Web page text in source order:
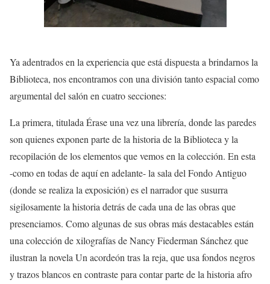
Ya adentrados en la experiencia que está dispuesta a brindarnos la
Biblioteca, nos encontramos con una división tanto espacial como
argumental del salón en cuatro secciones:
La primera, titulada Érase una vez una librería, donde las paredes
son quienes exponen parte de la historia de la Biblioteca y la
recopilación de los elementos que vemos en la colección. En esta
-como en todas de aquí en adelante- la sala del Fondo Antiguo
(donde se realiza la exposición) es el narrador que susurra
sigilosamente la historia detrás de cada una de las obras que
presenciamos. Como algunas de sus obras más destacables están
una colección de xilografías de Nancy Fiederman Sánchez que
ilustran la novela Un acordeón tras la reja, que usa fondos negros
y trazos blancos en contraste para contar parte de la historia afro